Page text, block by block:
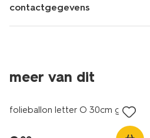
contactgegevens
meer van dit
folieballon letter O 30cm goud